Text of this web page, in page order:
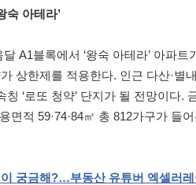
숙 아테라’
A1블록에서 ‘왕숙 아테라’ 아파
상한제를 적용한다. 인근 다산·별
칭 ‘로또 청약’ 단지가 될 전망이다.
면적 59·74·84㎡ 총 812가구가 들
궁금해?…부동산 유튜버 엑셀러